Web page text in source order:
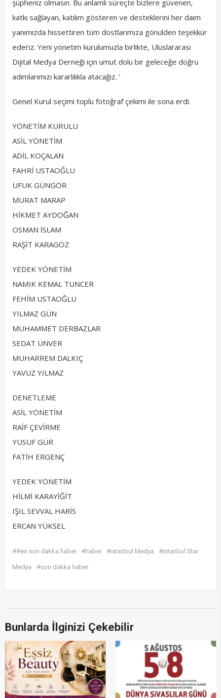
şüpheniz olmasın. Bu anlamlı süreçte bizlere güvenen,
katkı sağlayan, katılım gösteren ve desteklerini her daim
yanımızda hissettiren tüm dostlarımıza gönülden teşekkür
ederiz. Yeni yönetim kurulumuzla birlikte, Uluslararası
Dijital Medya Derneği için umut dolu bir geleceğe doğru
adımlarımızı kararlılıkla atacağız. ‘
Genel Kurul seçimi toplu fotoğraf çekimi ile sona erdi.
YÖNETİM KURULU
ASİL YÖNETİM
ADİL KOÇALAN
FAHRİ USTAOĞLU
UFUK GÜNGÖR
MURAT MARAP
HİKMET AYDOĞAN
OSMAN İSLAM
RAŞİT KARAGÖZ
YEDEK YÖNETİM
NAMIK KEMAL TUNCER
FEHİM USTAOĞLU
YILMAZ GÜN
MUHAMMET DERBAZLAR
SEDAT ÜNVER
MUHARREM DALKIÇ
YAVUZ YILMAZ
DENETLEME
ASİL YÖNETİM
RAİF ÇEVİRME
YUSUF GÜR
FATİH ERGENÇ
YEDEK YÖNETİM
HİLMİ KARAYİĞİT
IŞIL SEVVAL HARİS
ERCAN YÜKSEL
##en son dakka haber #haber #istanbul Medya #istanbul Star
Medya #son dakka haber
Bunlarda İlginizi Çekebilir